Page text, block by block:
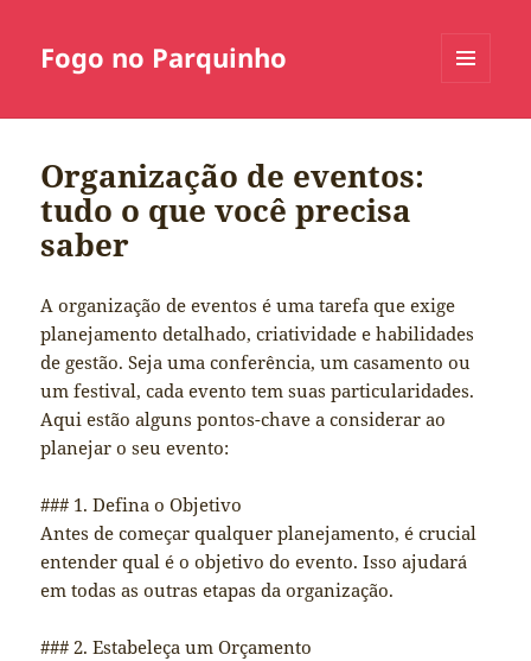
Fogo no Parquinho
Organização de eventos:
tudo o que você precisa
saber
A organização de eventos é uma tarefa que exige
planejamento detalhado, criatividade e habilidades
de gestão. Seja uma conferência, um casamento ou
um festival, cada evento tem suas particularidades.
Aqui estão alguns pontos-chave a considerar ao
planejar o seu evento:
### 1. Defina o Objetivo
Antes de começar qualquer planejamento, é crucial
entender qual é o objetivo do evento. Isso ajudará
em todas as outras etapas da organização.
### 2. Estabeleça um Orçamento